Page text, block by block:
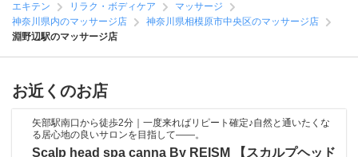
エキテン リラク・ボディケア
マッサージ
神奈川県内のマッサージ店
神奈川県相模原市中央区のマッサージ店
淵野辺駅のマッサージ店
お近くのお店
矢部駅南口から徒歩2分｜一度来ればリピート確定♪自然と通いたくな
る居心地の良いサロンを目指して――。
Scalp head spa canna By REISM 【スカルプヘッド